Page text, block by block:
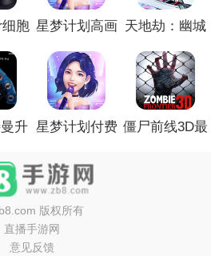
胞 星梦计划高画 天地劫：幽城
升 星梦计划付费 僵尸前线3D最
版权所有
直播手游网
意见反馈